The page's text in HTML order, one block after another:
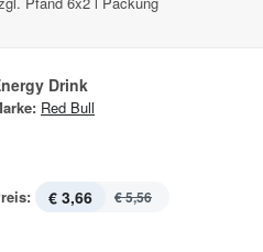
Drink
Red Bull
€ 3,66 € 5,56